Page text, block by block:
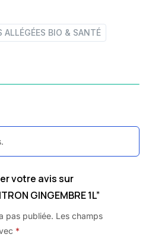
ALLÉGÉES BIO & SANTÉ
votre avis sur
GINGEMBRE 1L”
pas publiée. Les champs
*